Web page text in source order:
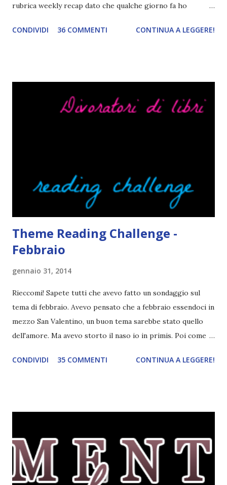
rubrica weekly recap dato che qualche giorno fa ho
troppo creare un nuovo banner xD Nella puntata di oggi vi
RAGAZZI nei libri hanno i capelli arruffati. Vabbè, c'è crisi, il
dei libri sono dei grandi lettori, fatto sta che io non ho mai
trovato una scena in ...
CONDIVIDI 36 COMMENTI CONTINUA A LEGGERE!
Theme Reading Challenge -
Febbraio
gennaio 31, 2014
Rieccomi! Sapete tutti che avevo fatto un sondaggio sul
tema di febbraio. Avevo pensato che a febbraio essendoci in
mezzo San Valentino, un buon tema sarebbe stato quello
dell'amore. Ma avevo storto il naso io in primis. Poi come
più difficili e fare decidere a voi lettori tra storie d'amore
Dunque qual è questo tema, vi starete chiedendo. Il tema di
febbraio è libri ispirati alle favole! Che ve ne pare? Io avrei
un po' di titoli in wishlist ^^ Non avendo letto nessun libro
CONDIVIDI 35 COMMENTI CONTINUA A LEGGERE!